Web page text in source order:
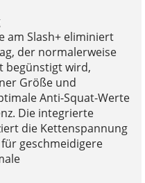
am Slash+ eliminiert
der normalerweise
begünstigt wird,
Größe und
Anti-Squat-Werte
Die integrierte
die Kettenspannung
geschmeidigere